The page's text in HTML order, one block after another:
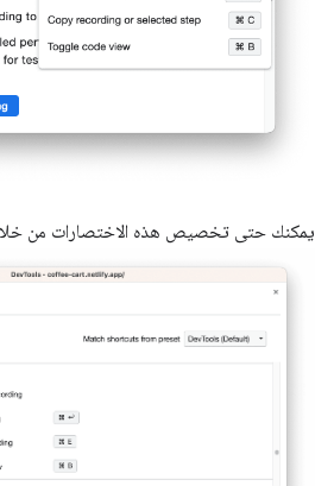
يمكنك حتى تخصيص هذه الاختصارات من